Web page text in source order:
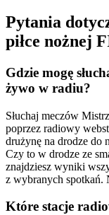
Pytania
piłce nożnej
Gdzie mogę
żywo w radiu?
Słuchaj meczów
poprzez radiowy
drużynę na drodze do
Czy to w drodze ze
znajdziesz wyniki
z wybranych spotkań.
Które stacje